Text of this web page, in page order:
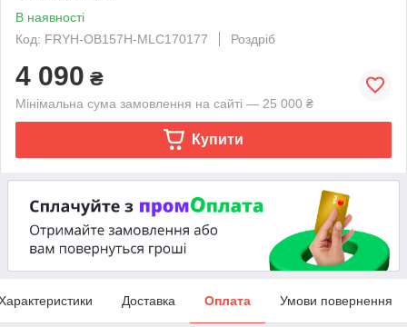
В наявності
Код: FRYH-OB157H-MLC170177
Роздріб
4 090 ₴
Мінімальна сума замовлення на сайті — 25 000 ₴
Купити
Доставка Оплата Умови повернення